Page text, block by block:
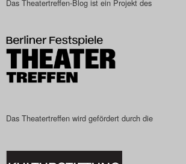
Das
Das
2025
Das Theatertreffen-Blog ist ein Projekt des
Das Theatertreffen wird gefördert durch die